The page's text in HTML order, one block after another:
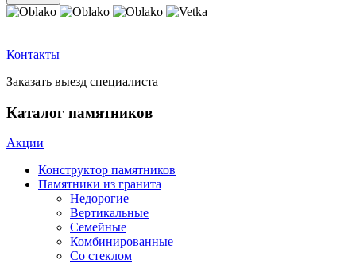
Контакты
Заказать выезд специалиста
Каталог памятников
Акции
Конструктор памятников
Памятники из гранита
Недорогие
Вертикальные
Семейные
Комбинированные
Со стеклом